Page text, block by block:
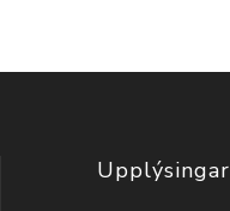
Upplýsingar